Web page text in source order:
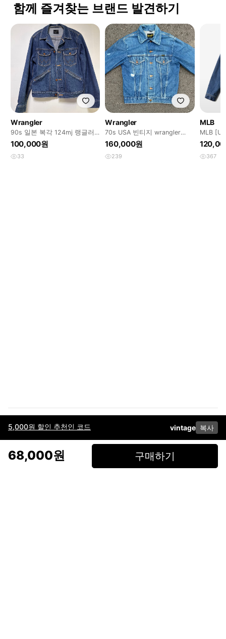
5,000원 할인 추천인 코드 vintage 복사
68,000원 구매하기
함께 즐겨찾는 브랜드 발견하기
Wrangler
90s 일본 복각 124mj 랭글러
데님 자켓
100,000원
33
Wrangler
70s USA 빈티지 wrangler
127mj 랭글러
160,000원
239
MLB
MLB
자켓 NY
367
이용약관고객센터판매개인정보 처리방침사업자 정보다운로드
페이스북